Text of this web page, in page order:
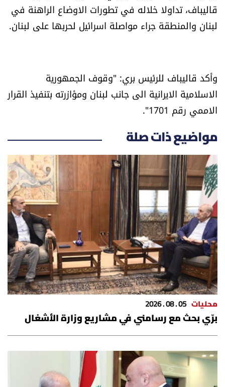
تحت المجهر
اقتصاد
العالم
الصحافة الإسرائيلية
ثقافة وفنون
فصل من كتاب
اقرأ تضحك
كاميرا
سجالات
صحّة وصحن
الرياضة
منوّعات
قاليباف، تداولا خلاله في تطورات الاوضاع الراهنة في
لبنان والمنطقة جراء مواصلة اسرائيل لحربها على لبنان.
وأكد قاليباف للرئيس بري: "وقوف الجمهورية
الاسلامية الايرانية الى جانب لبنان ومؤازرته بتنفيذ القرار
الاممي رقم 1701".
مواضيع ذات صلة
محليات 05 . 08 . 2026
برّي بحث مع رسامني في مشاريع وزارة الأشغال